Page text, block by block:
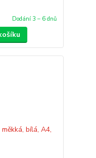
Dodání 3 – 6 dnů